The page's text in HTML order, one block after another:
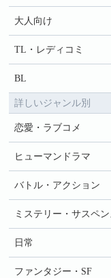
大人向け
TL・レディコミ
BL
詳しいジャンル別
恋愛・ラブコメ
ヒューマンドラマ
バトル・アクション
ミステリー・サスペン
日常
ファンタジー・SF